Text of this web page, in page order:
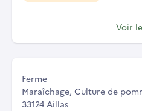
Voir
Ferme
Maraîchage, Culture de
33124 Aillas